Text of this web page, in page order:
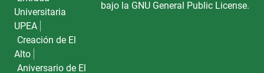
Universitaria
UPEA
Creación de El
Alto
Aniversario de El
bajo la GNU General Public License.